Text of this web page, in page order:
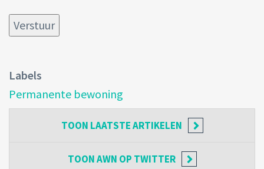
Labels
Permanente bewoning
TOON LAATSTE ARTIKELEN
TOONAWN OP TWITTER